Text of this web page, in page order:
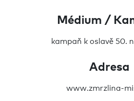
Médium /
kampaň k oslavě 50.
Adresa
www.zmrzlina-